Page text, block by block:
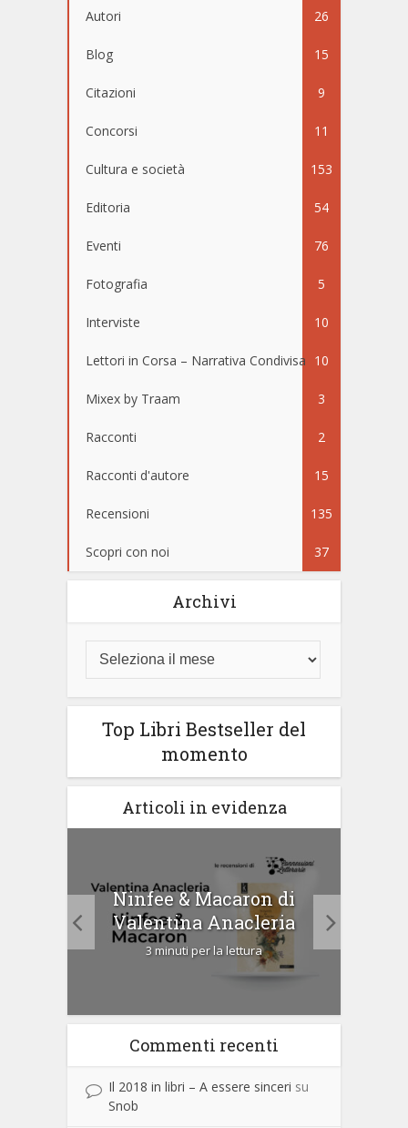
Autori 26
Blog 15
Citazioni 9
Concorsi 11
Cultura e società 153
Editoria 54
Eventi 76
Fotografia 5
Interviste 10
Lettori in Corsa – Narrativa Condivisa 10
Mixex by Traam 3
Racconti 2
Racconti d'autore 15
Recensioni 135
Scopri con noi 37
Archivi
Top Libri Bestseller del
momento
Articoli in evidenza
Ninfee & Macaron di
Valentina Anacleria
3 minuti per la lettura
Commenti recenti
Il 2018 in libri – A essere sinceri su
Snob